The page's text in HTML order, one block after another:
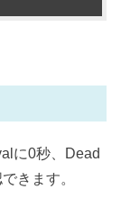
に0秒、Dead
きます。